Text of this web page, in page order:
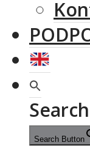
Search Button